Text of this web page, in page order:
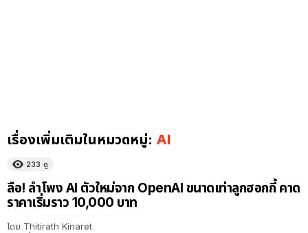
เรื่องเพิ่มเติมในหมวดหมู่: AI
233 ดู
ลือ! ลำโพง AI ตัวใหม่จาก OpenAI ขนาดเท่าลูกฮอกกี้ คาด
ราคาเริ่มราว 10,000 บาท
โดย Thitirath Kinaret